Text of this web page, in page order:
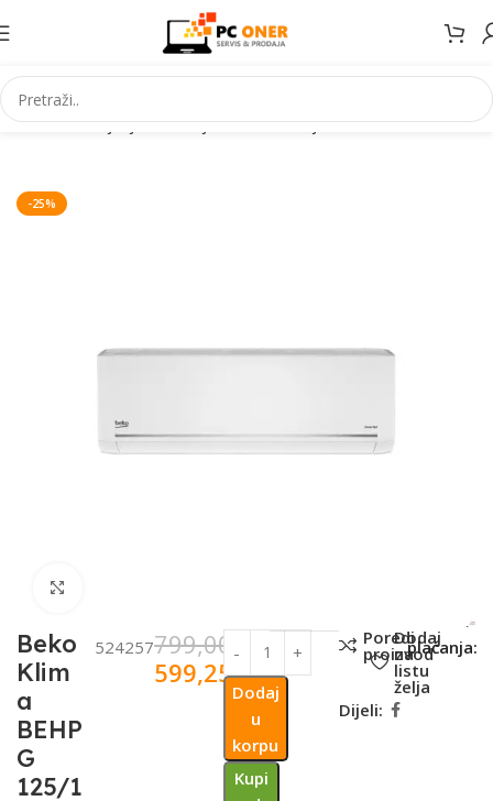
Početna Grijanje Hlađenje Klima uređaji Inverter klime
-25%
Beko
Klim
a
BEHP
G
125/1
524257799,00
KM
599,25KM
Dodaj
u
korpu
Kupi
Poredi
proizvod
Dodaj
na
listu
želja
Dijeli:
Metode
plaćanja: